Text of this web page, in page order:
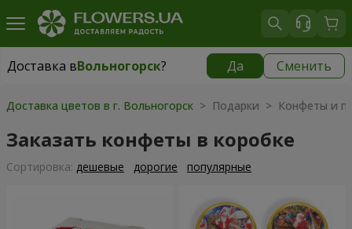
Доставка вВольногорск? Да Сменить
Доставка вВольногорск|
Доставка цветов в г. Вольногорск > Подарки > Конфеты и
Заказать конфеты в коробке
Cортировка: дешевые дорогие популярные